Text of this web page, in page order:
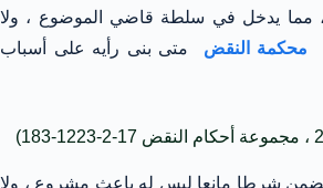
، مما يدخل في سلطة قاضي الموضوع ، ولا
محكمة النقض متى بنى رأيه على أسباب
شرطا مانعا ليس له باعث مشروع ، ولا